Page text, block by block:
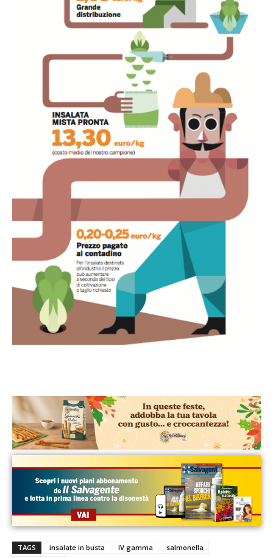
TAGS insalate in busta IV gamma
salmonella